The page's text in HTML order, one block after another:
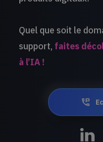
Quel que soit le
support, faites
à l’IA !